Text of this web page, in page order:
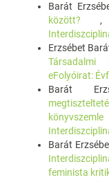
Barát
között?
Erzsébet
Társadalmi
eFolyóirat:
Barát
Barát
feminista